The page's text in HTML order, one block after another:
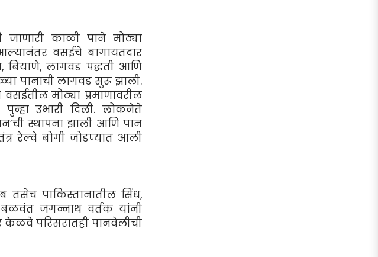
जाणारी काळी पाने मोठ्या
वसईचे बागायतदार
लागवड पद्धती आणि
पानाची लागवड सुरू झाली.
वसईतील मोठ्या प्रमाणावरील
उभारी दिली. लोकनेते
स्थापना झाली आणि पान
रेल्वे बोगी जोडण्यात आली
तसेच पाकिस्तानातील सिंध,
बळवंत जगन्नाथ वर्तक यांनी
परिसरातही पानवेलीची